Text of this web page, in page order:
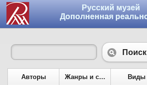
Русский музей
Дополненная
Поиск
Авторы Жанры и сюжеты Виды